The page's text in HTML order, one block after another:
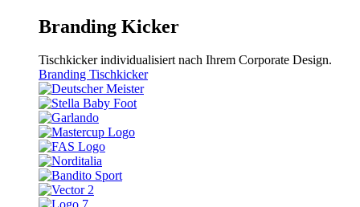
Branding Kicker
Tischkicker individualisiert nach Ihrem Corporate Design.
Branding Tischkicker